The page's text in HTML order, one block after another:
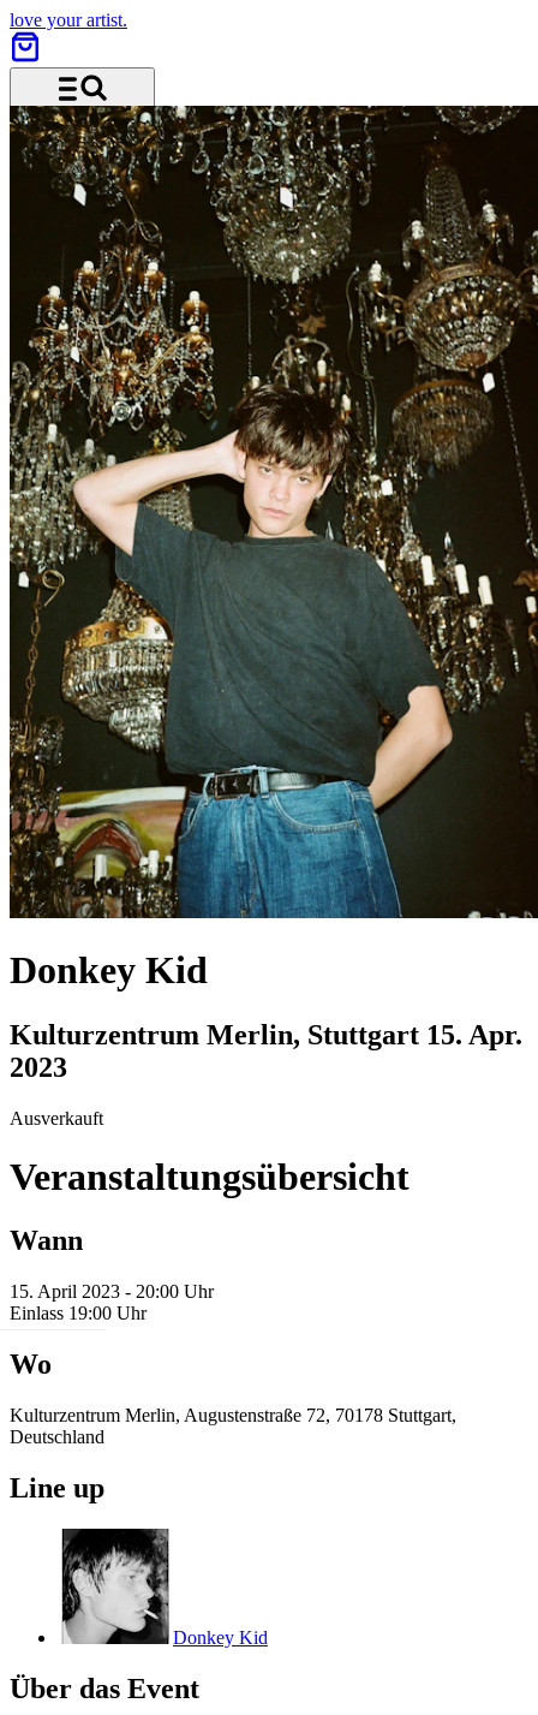
love your artist.
Menü und Suche
Donkey Kid
Kulturzentrum Merlin, Stuttgart 15. Apr.
2023
Ausverkauft
Veranstaltungsübersicht
Wann
15. April 2023 - 20:00 Uhr
Einlass 19:00 Uhr
Wo
Kulturzentrum Merlin, Augustenstraße 72, 70178 Stuttgart,
Deutschland
Line up
Donkey Kid
Über das Event